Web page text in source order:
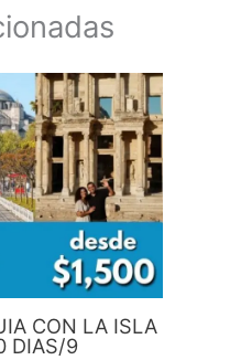
CON LA ISLA
DIAS/9